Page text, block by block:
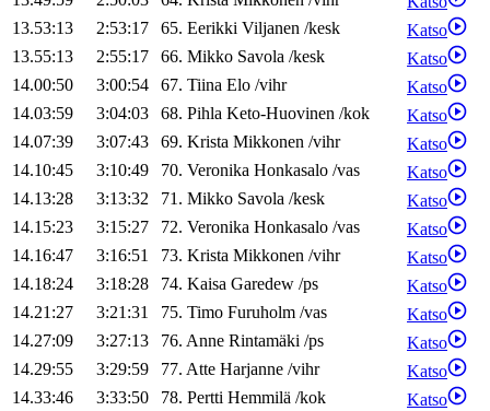
13.53:13
2:53:17 65. Eerikki Viljanen /kesk
Katso
13.55:13
2:55:17 66. Mikko Savola /kesk
Katso
14.00:50
3:00:54 67. Tiina Elo /vihr
Katso
14.03:59
3:04:03 68. Pihla Keto-Huovinen /kok
Katso
14.07:39
3:07:43 69. Krista Mikkonen /vihr
Katso
14.10:45
3:10:49 70. Veronika Honkasalo /vas
Katso
14.13:28
3:13:32 71. Mikko Savola /kesk
Katso
14.15:23
3:15:27 72. Veronika Honkasalo /vas
Katso
14.16:47
3:16:51 73. Krista Mikkonen /vihr
Katso
14.18:24
3:18:28 74. Kaisa Garedew /ps
Katso
14.21:27
3:21:31 75. Timo Furuholm /vas
Katso
14.27:09
3:27:13 76. Anne Rintamäki /ps
Katso
14.29:55
3:29:59 77. Atte Harjanne /vihr
Katso
14.33:46
3:33:50 78. Pertti Hemmilä /kok
Katso